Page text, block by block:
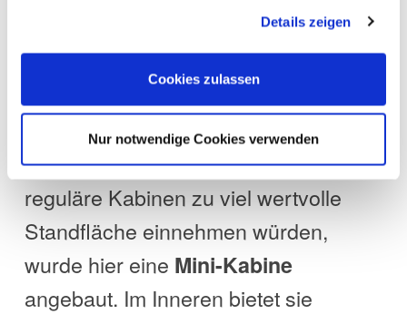
Cookies, wenn Sie unsere Webseite weiterhin nutzen.
Details zeigen
Cookies zulassen
Nur notwendige Cookies verwenden
Fernwirkung sorgen nicht nur die
LED-Messewände, sondern
hinterleuchteten und nicht
hinterleuchteten Motiven. Da
reguläre Kabinen zu viel wertvolle
Standfläche einnehmen würden,
wurde hier eine Mini-Kabine
angebaut. Im Inneren bietet sie